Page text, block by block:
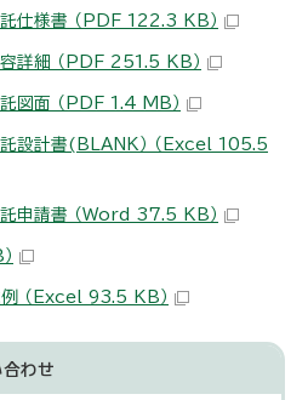
仕様書 （PDF 122.3 KB）
詳細 （PDF 251.5 KB）
図面 （PDF 1.4 MB）
設計書(BLANK） （Excel 105.5
申請書 （Word 37.5 KB）
例 （Excel 93.5 KB）
合わせ